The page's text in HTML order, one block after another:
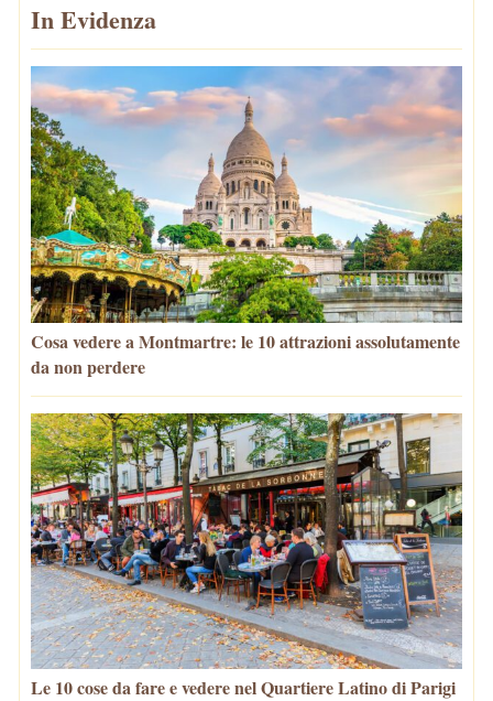
In Evidenza
Cosa vedere a Montmartre: le 10 attrazioni assolutamente
da non perdere
Le 10 cose da fare e vedere nel Quartiere Latino di Parigi